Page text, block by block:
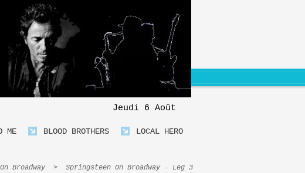
Jeudi 6 Août
ME BLOOD BROTHERS LOCAL HERO
Broadway > Springsteen On Broadway - Leg 3